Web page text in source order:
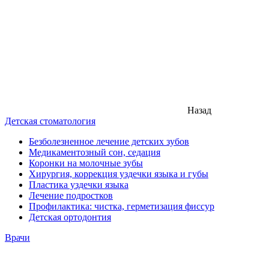
Назад
Детская стоматология
Безболезненное лечение детских зубов
Медикаментозный сон, седация
Коронки на молочные зубы
Хирургия, коррекция уздечки языка и губы
Пластика уздечки языка
Лечение подростков
Профилактика: чистка, герметизация фиссур
Детская ортодонтия
Врачи